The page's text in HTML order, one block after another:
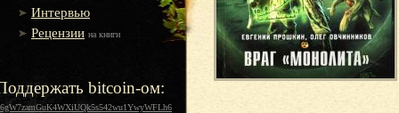
Интервью
Рецензии на книги
bitcoin-ом: